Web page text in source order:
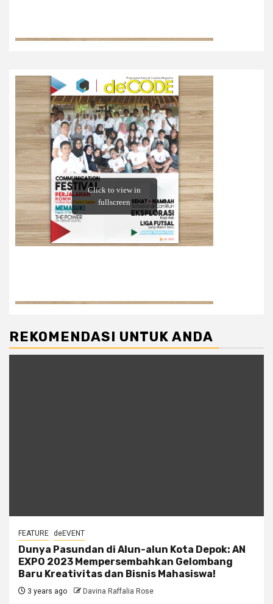
REKOMENDASI UNTUK ANDA
FEATURE deEVENT
Dunya Pasundan di Alun-alun Kota Depok: AN
EXPO 2023 Mempersembahkan Gelombang
Baru Kreativitas dan Bisnis Mahasiswa!
3 years ago Davina Raffalia Rose